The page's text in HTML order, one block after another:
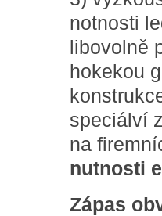
notnosti
libovolně
hokekou
speciálví
na
nutnosti
Zápas